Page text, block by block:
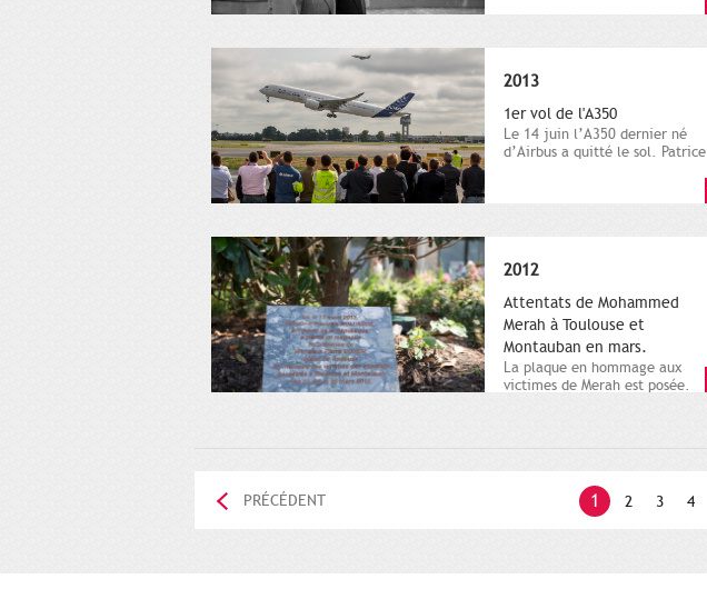
2013
1er vol de l'A350
Le 14 juin l’A350 dernier né
d’Airbus a quitté le sol. Patrice
2012
Attentats de Mohammed
Merah à Toulouse et
Montauban en mars.
La plaque en hommage aux
victimes de Merah est posée.
1 2 3 4
PRÉCÉDENT